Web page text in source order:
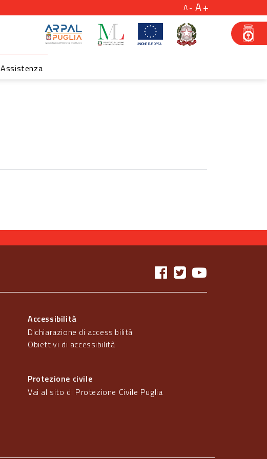
A A
Assistenza
Accessibilità
Dichiarazione di accessibilità
Obiettivi di accessibilità
Protezione civile
Vai al sito di Protezione Civile Puglia